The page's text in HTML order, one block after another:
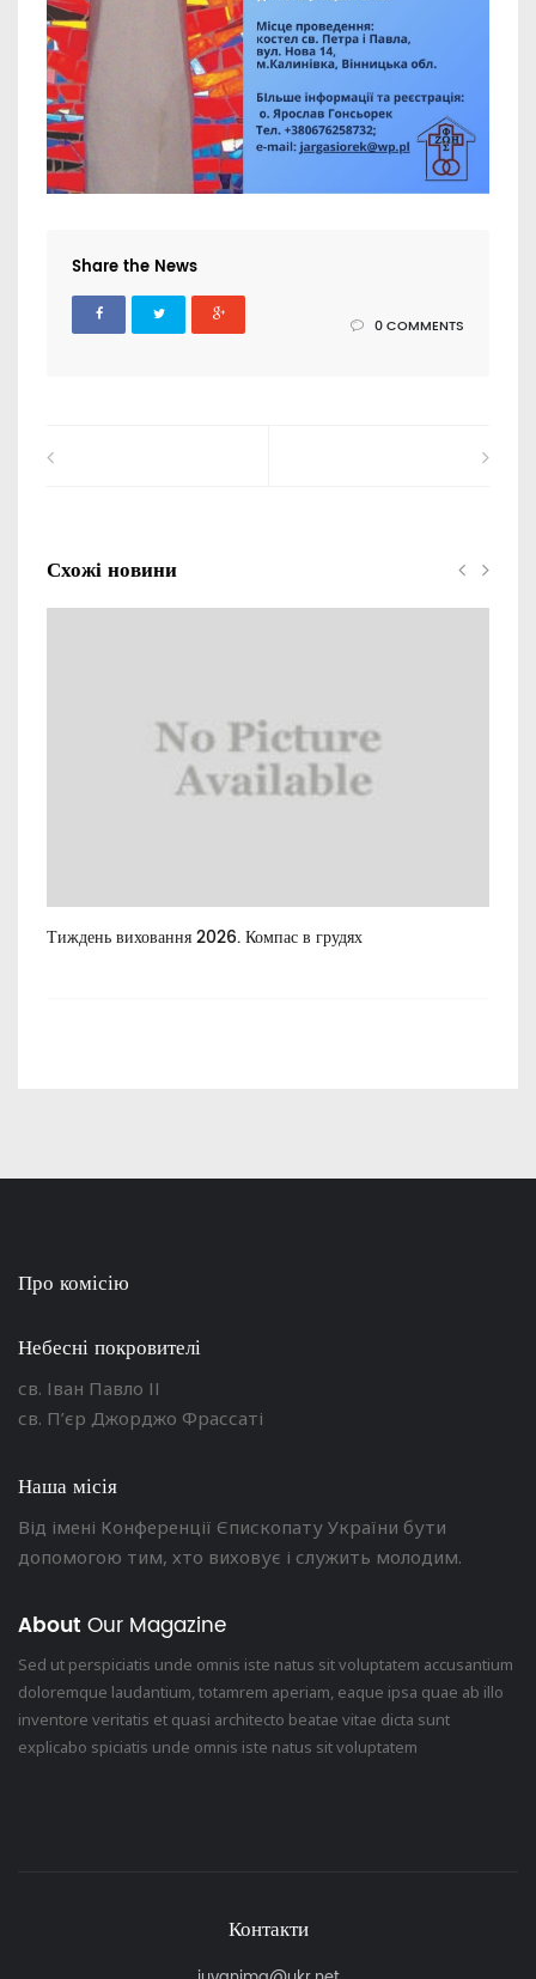
Share the News
0 COMMENTS
Схожі новини
Тиждень виховання 2026. Компас в грудях
Про комісію
Небесні покровителі
св. Іван Павло ІІ
св. П’єр Джорджо Фрассаті
Наша місія
Від імені Конференції Єпископату України бути
допомогою тим, хто виховує і служить молодим.
About Our Magazine
Sed ut perspiciatis unde omnis iste natus sit voluptatem accusantium
doloremque laudantium, totamrem aperiam, eaque ipsa quae ab illo
inventore veritatis et quasi architecto beatae vitae dicta sunt
explicabo spiciatis unde omnis iste natus sit voluptatem
Контакти